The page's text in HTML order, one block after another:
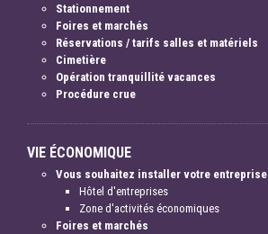
Stationnement
Foires et marchés
Réservations / tarifs salles et matériels
Cimetière
Opération tranquillité vacances
Procédure crue
VIE ÉCONOMIQUE
Vous souhaitez installer votre entreprise
Hôtel d'entreprises
Zone d'activités économiques
Foires et marchés